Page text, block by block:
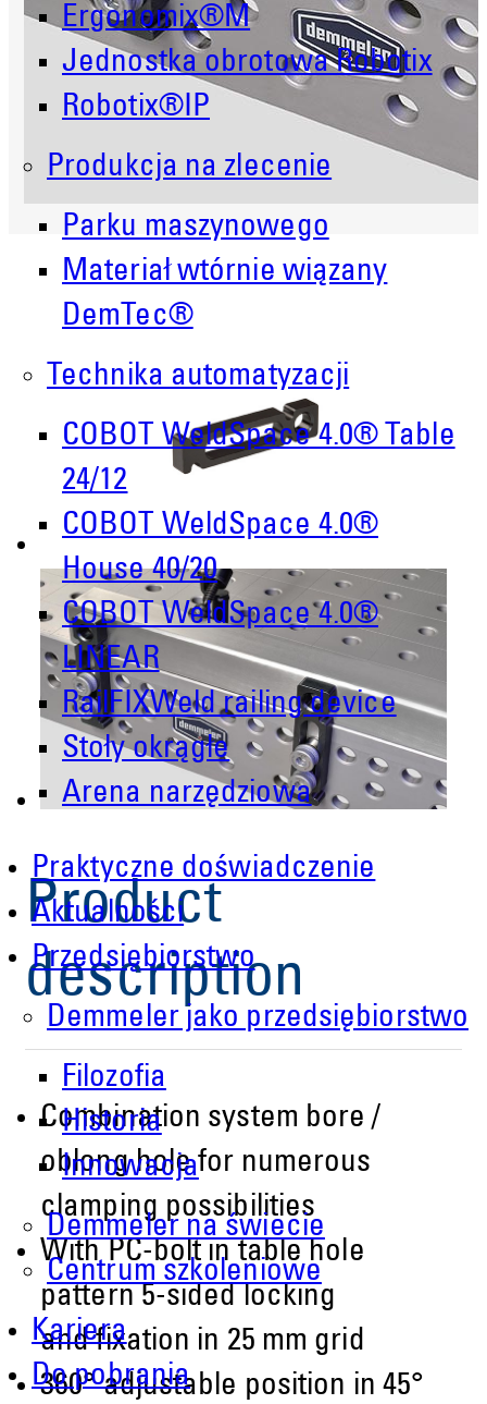
Ergonomix®M
Jednostka obrotowa Robotix
Robotix®IP
Produkcja na zlecenie
Parku maszynowego
Materiał wtórnie wiązany
DemTec®
Technika automatyzacji
COBOT WeldSpace 4.0® Table
24/12
COBOT WeldSpace 4.0®
House 40/20
COBOT WeldSpace 4.0®
LINEAR
RailFIXWeld railing device
Stoły okrągłe
Arena narzędziowa
Praktyczne doświadczenie
Aktualności
Przedsiębiorstwo
Demmeler jako przedsiębiorstwo
Filozofia
Historia
Innowacja
Demmeler na świecie
Centrum szkoleniowe
Kariera
Do pobrania
Product
description
Combination system bore /
oblong hole for numerous
clamping possibilities
With PC-bolt in table hole
pattern 5-sided locking
and fixation in 25 mm grid
360° adjustable position in 45°